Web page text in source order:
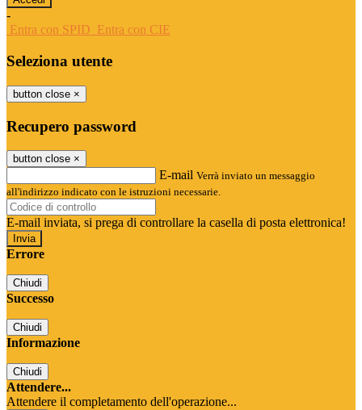
-
Entra con SPID Entra con CIE
Seleziona utente
button close ×
Recupero password
button close ×
E-mail Verrà inviato un messaggio
all'indirizzo indicato con le istruzioni necessarie.
E-mail inviata, si prega di controllare la casella di posta elettronica!
Errore
Chiudi
Successo
Chiudi
Informazione
Chiudi
Attendere...
Attendere il completamento dell'operazione...